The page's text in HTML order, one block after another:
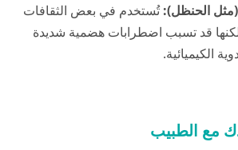
الحنظل):تُستخدم في بعض الثقافات
قد تسبب اضطرابات هضمية شديدة
الكيميائية.
مع الطبيب